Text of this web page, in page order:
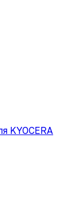
KYOCERA